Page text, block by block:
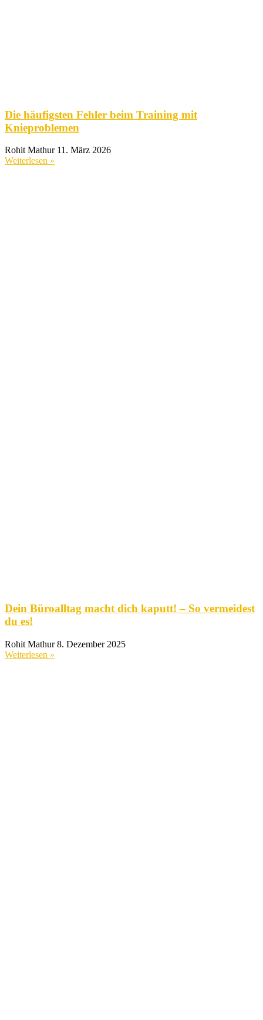
Die häufigsten Fehler beim Training mit
Knieproblemen
Rohit Mathur 11. März 2026
Weiterlesen »
Dein Büroalltag macht dich kaputt! – So vermeidest
du es!
Rohit Mathur8. Dezember 2025
Weiterlesen »